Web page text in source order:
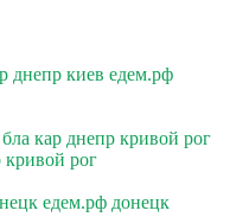
днепр киев едем.рф
кар днепр кривой рог
кривой рог
едем.рф донецк